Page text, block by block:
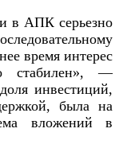
в АПК серьезно
время интерес
стабилен», —
инвестиций,
была на
вложений в